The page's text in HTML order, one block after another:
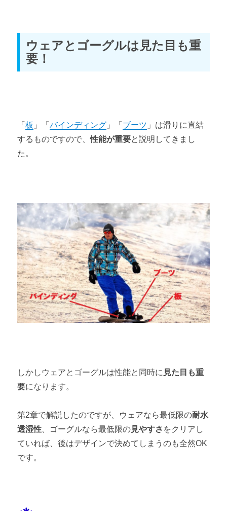
スノーボード初心者のウェア・ゴーグルの選び方とおすすめ
スノーボード初心者のワックスの選び方とおすすめ
第5章 道具のマニアックな世界
バックカントリースノーボードに必要な道具4選
ウェアとゴーグルは見た目も重
要！
「板 」「バインディング 」「 ブーツ 」は滑りに直結
するものですので、性能が重要と説明してきまし
た。
しかしウェアとゴーグルは性能と同時に 見た目も重
要になります。
第2章で解説したのですが、ウェアなら最低限の耐水
透湿性 、ゴーグルなら最低限の見やすさ をクリアし
ていれば、後はデザインで決めてしまうのも全然OK
です。